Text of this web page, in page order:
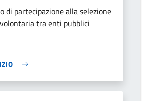
di partecipazione alla selezione
tra enti pubblici